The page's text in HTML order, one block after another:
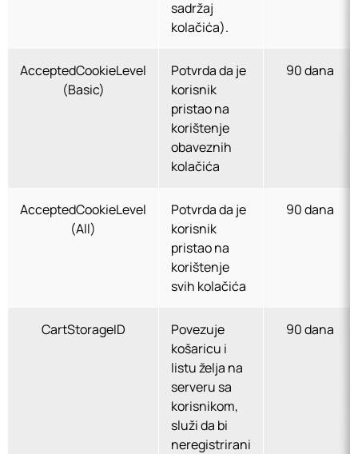
sadržaj
kolačića).
AcceptedCookieLevel
(Basic)
Potvrda da je
korisnik
pristao na
korištenje
obaveznih
kolačića
90 dana
AcceptedCookieLevel
(All)
Potvrda da je
korisnik
pristao na
korištenje
svih kolačića
90 dana
CartStorageID
Povezuje
košaricu i
listu želja na
serveru sa
korisnikom,
služi da bi
neregistrirani
90 dana